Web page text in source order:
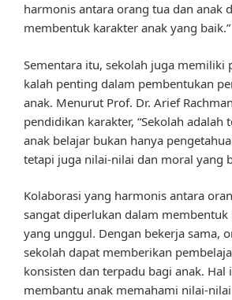
harmonis antara orang tua dan anak
membentuk karakter anak yang baik.”
Sementara itu, sekolah juga memiliki
kalah penting dalam pembentukan
anak. Menurut Prof. Dr. Arief
pendidikan karakter, “Sekolah adalah
anak belajar bukan hanya
tetapi juga nilai-nilai dan moral yang
Kolaborasi yang harmonis antara
sangat diperlukan dalam membentuk
yang unggul. Dengan bekerja sama,
sekolah dapat memberikan
konsisten dan terpadu bagi anak. Hal
membantu anak memahami nilai-